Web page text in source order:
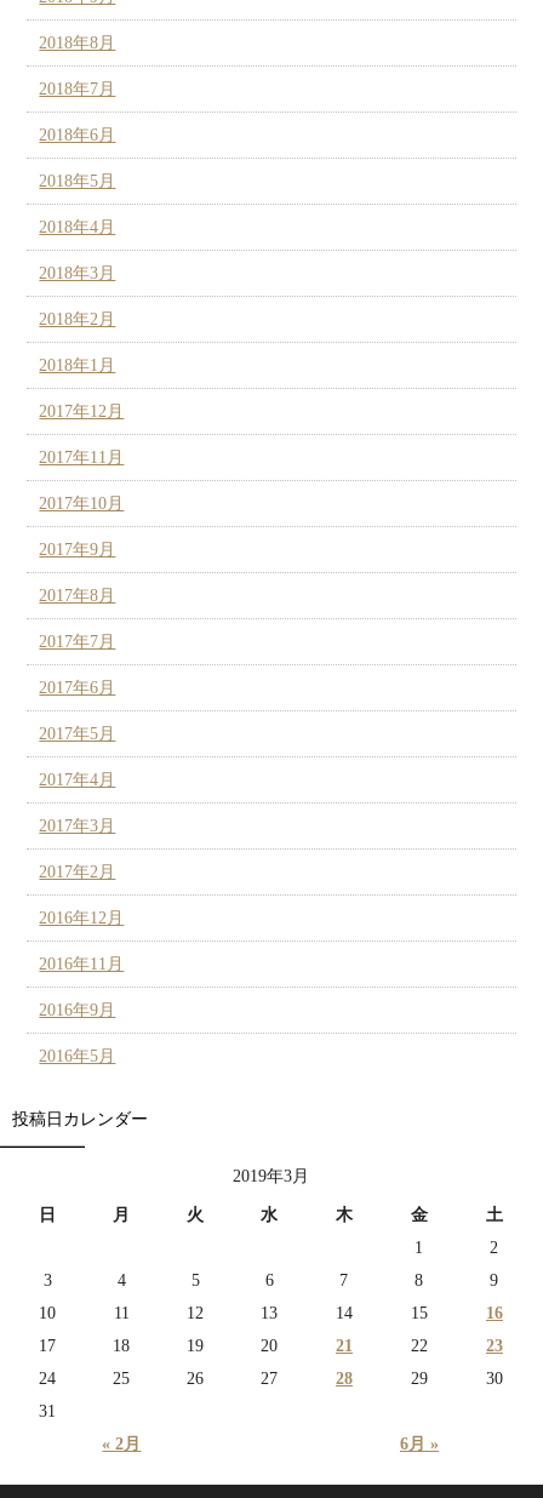
2018年8月
2018年7月
2018年6月
2018年5月
2018年4月
2018年3月
2018年2月
2018年1月
2017年12月
2017年11月
2017年10月
2017年9月
2017年8月
2017年7月
2017年6月
2017年5月
2017年4月
2017年3月
2017年2月
2016年12月
2016年11月
2016年9月
2016年5月
投稿日カレンダー
2019年3月
日 月 火 水 木 金 土
« 2月 6月 »
1
2
3
4 5 6 7 8
9
10
11 12 13 14 15
16
17
18 19 20 21 22
23
24
25 26 27 28 29
30
31